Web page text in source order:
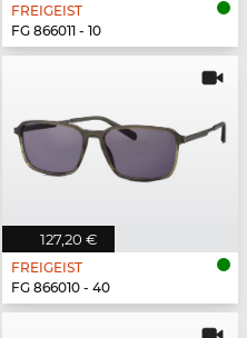
FREIGEIST
FG 866011 - 10
127,20 €
FREIGEIST
FG 866010 - 40